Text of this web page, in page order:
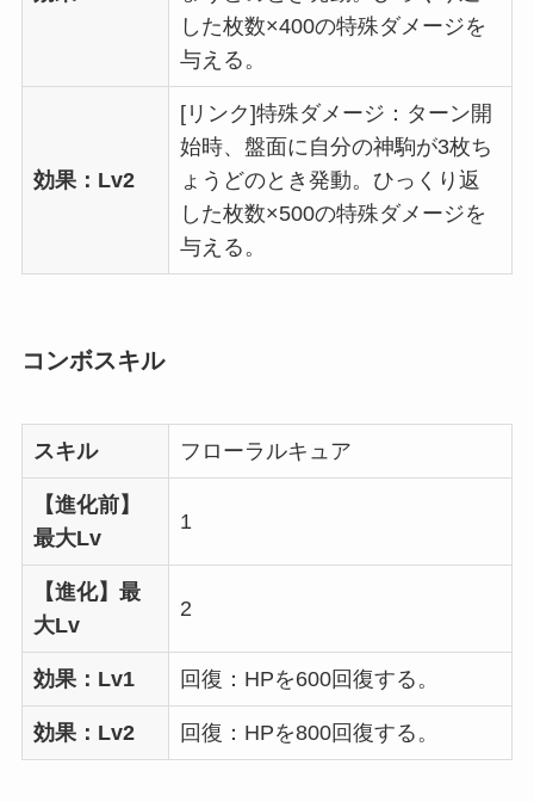
した枚数×400の特殊ダメージを
与える。
効果：Lv2
[リンク]特殊ダメージ：ターン開
始時、盤面に自分の神駒が3枚ち
ょうどのとき発動。ひっくり返
した枚数×500の特殊ダメージを
与える。
コンボスキル
スキル フローラルキュア
【進化前】
最大Lv
1
【進化】最
大Lv
2
効果：Lv1 回復：HPを600回復する。
効果：Lv2 回復：HPを800回復する。